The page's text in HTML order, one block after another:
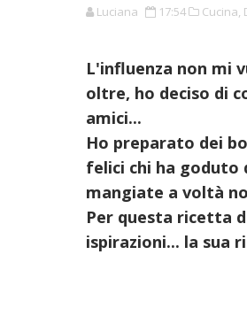
Luciana 17:54 Cucina,
L'influenza non mi
oltre, ho deciso di
amici...
Ho preparato dei
felici chi ha goduto
mangiate a voltà
Per questa ricetta
ispirazioni... la sua